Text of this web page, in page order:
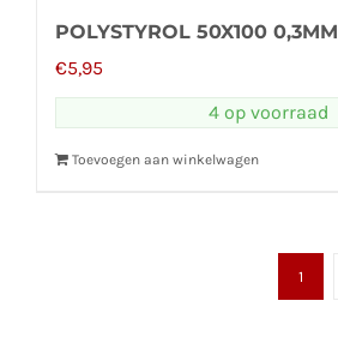
POLYSTYROL 50X100 0,3MM
€5,95
4 op voorraad
Toevoegen aan winkelwagen
1